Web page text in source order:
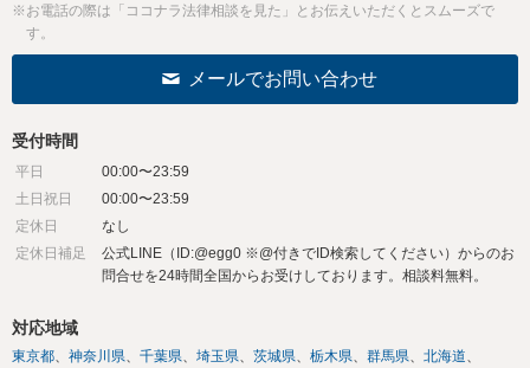
※お電話の際は「ココナラ法律相談を見た」とお伝えいただくとスムーズで
す。
メールでお問い合わせ
受付時間
平日
00:00〜23:59
土日祝日
00:00〜23:59
定休日
なし
定休日補足
公式LINE（ID:@egg0 ※@付きでID検索してください）からのお
問合せを24時間全国からお受けしております。相談料無料。
対応地域
東京都 神奈川県 千葉県 埼玉県 茨城県 栃木県 群馬県
北海道